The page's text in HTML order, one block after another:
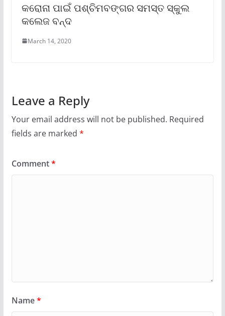
କରୋନା ପାଇଁ ପଶ୍ଚିମବଙ୍ଗର ସମସ୍ତ ସ୍କୁଲ
କଲେଜ ବନ୍ଦ
March 14, 2020
Leave a Reply
Your email address will not be published. Required
fields are marked *
Comment*
Name*